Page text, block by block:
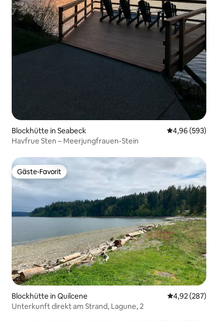
Blockhütte in Seabeck
4,96 (593)
Havfrue Sten – Meerjungfrauen-Stein
Gäste-Favorit
Gäste-Favorit
Blockhütte in Quilcene
4,92 (287)
Unterkunft direkt am Strand, Lagune, 2